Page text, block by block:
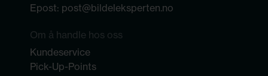
Epost: post@bildeleksperten.no
Om å handle hos oss
Kundeservice
Pick-Up-Points